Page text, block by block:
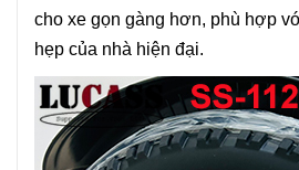
cho xe gọn gàng hơn, phù hợp
hẹp của nhà hiện đại.